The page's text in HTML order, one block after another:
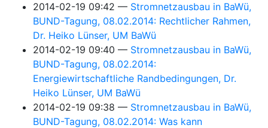
2014-02-19 09:42
Stromnetzausbau in BaWü,
BUND-Tagung, 08.02.2014: Rechtlicher Rahmen,
Dr. Heiko Lünser, UM BaWü
2014-02-19 09:40
Stromnetzausbau in BaWü,
BUND-Tagung, 08.02.2014:
Energiewirtschaftliche Randbedingungen, Dr.
Heiko Lünser, UM BaWü
2014-02-19 09:38
Stromnetzausbau in BaWü,
BUND-Tagung, 08.02.2014: Was kann